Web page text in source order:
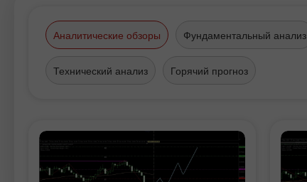
Аналитические обзоры Фундаментальный анализ
Технический анализ Горячий прогноз